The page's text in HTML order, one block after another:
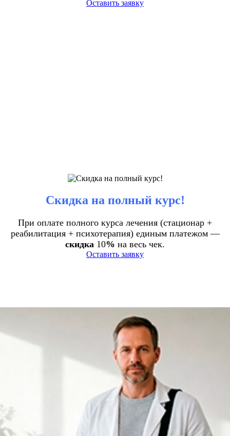
Оставить заявку
Скидка на полный курс!
При оплате полного курса лечения (стационар +
реабилитация + психотерапия) единым платежом —
скидка 10% на весь чек.
Оставить заявку